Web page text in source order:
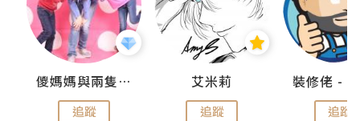
儍媽媽與兩隻小魔怪之家
追蹤
艾米莉
追蹤 追蹤